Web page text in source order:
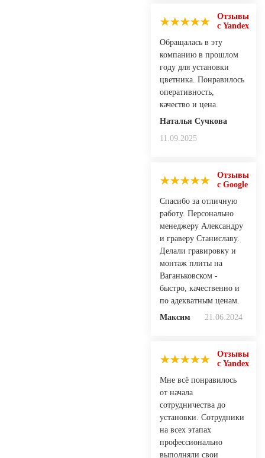
Отзывы
с Yandex
Обращалась в эту
компанию в прошлом
году для установки
цветника. Понравилось
оперативность,
качество и цена.
Наталья Сучкова
11.09.2025
Отзывы
с Google
Спасибо за отличную
работу. Персонально
менеджеру Александру
и граверу Станиславу.
Делали гравировку и
монтаж плиты на
Ваганьковском -
быстро, качественно и
по адекватным ценам.
Максим
21.06.2024
Отзывы
с Yandex
Мне всё понравилось
от начала
сотрудничества до
установки. Сотрудники
на всех этапах
профессионально
выполняли свои